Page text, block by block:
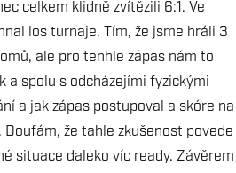
celkem klidně zvítězili 6:1. Ve
los turnaje. Tím, že jsme hráli 3
ale pro tenhle zápas nám to
a spolu s odcházejími fyzickými
a jak zápas postupoval a skóre na
že tahle zkušenost povede
situace daleko víc ready. Závěrem